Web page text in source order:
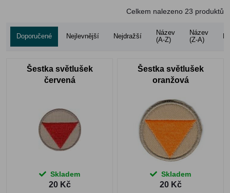
Celkem nalezeno 23 produktů
Doporučené Nejlevnější Nejdražší
Název
(A-Z)
Název
(Z-A)
Šestka světlušek
červená
Skladem
20 Kč
Šestka světlušek
oranžová
Skladem
20 Kč